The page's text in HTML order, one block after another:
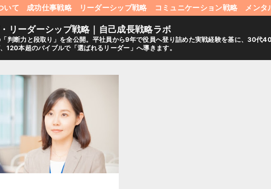
いて 成功仕事戦略 リーダーシップ戦略 コミュニケーション戦略 メンタ
リーダーシップ戦略｜自己成長戦略ラボ
判断力と段取り」を全公開。平社員から9年で役員へ登り詰めた実戦経験を基に、30代
120本超のバイブルで「選ばれるリーダー」へ導きます。